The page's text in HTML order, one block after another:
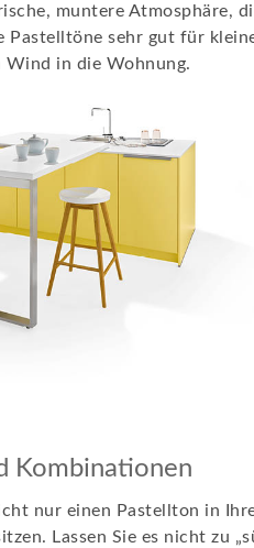
muntere Atmosphäre,
Pastelltöne sehr gut für
in die Wohnung.
Kombinationen
nur einen Pastellton in
Lassen Sie es nicht zu